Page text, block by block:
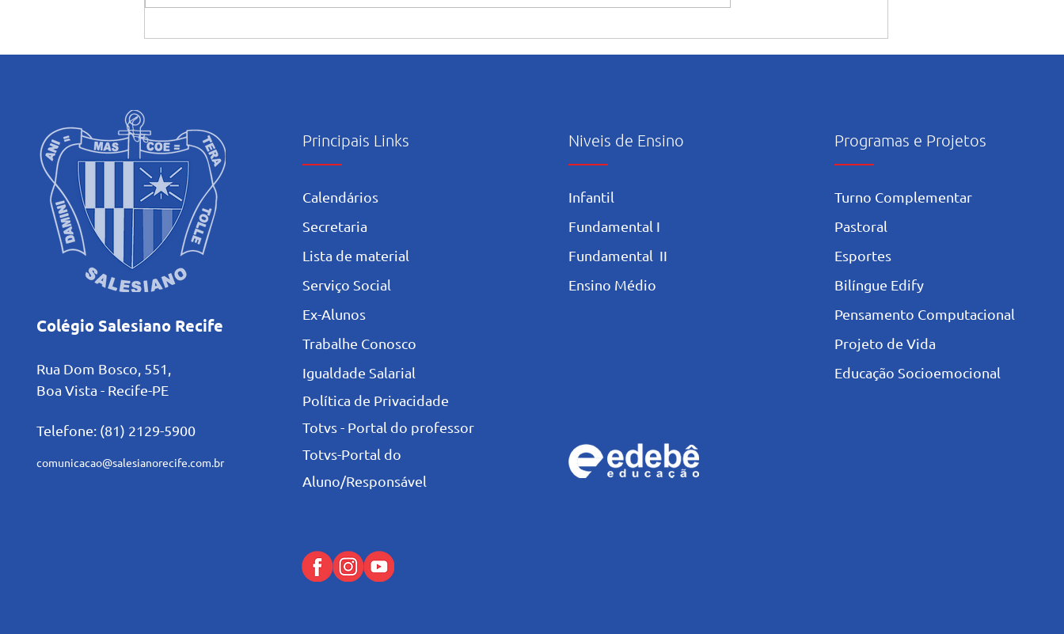
Colégio Salesiano Recife
Rua Dom Bosco, 551,
Boa Vista - Recife-PE
Telefone: (81) 2129-5900
comunicacao@salesianorecife.com.br
Principais Links
Calendários
Secretaria
L ista de material
Serviço Social
Ex-Alunos
Trabalhe Conosco
Igualdade Salarial
Política de Privacidade
Totvs - Portal do professor
Totvs-Portal do
Aluno/Responsável
Niveis de Ensino
Infantil
Fundamental I
Fundamental II
Ensino Médio
Programas e Projetos
Turno Complementar
Pastoral
Esportes
Bilíngue Edify
Pensamento Computacional
Projeto de Vida
Educação Socioemocional